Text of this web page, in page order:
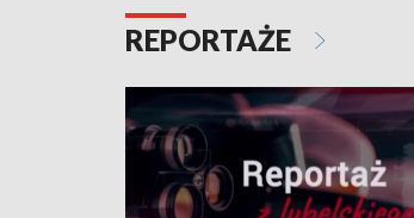
REPORTAŻE